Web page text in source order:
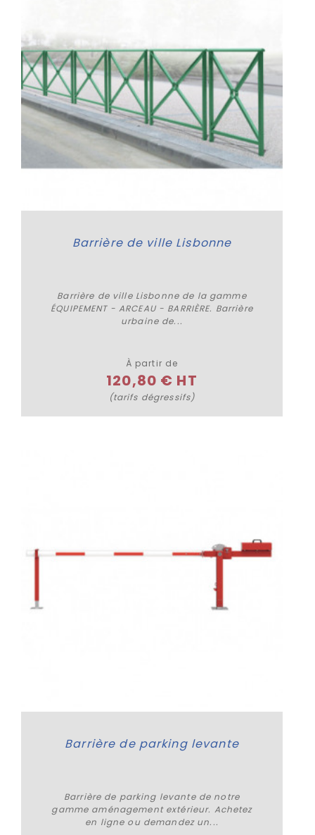
Barrière de ville Lisbonne
Barrière de ville Lisbonne de la gamme
ÉQUIPEMENT - ARCEAU - BARRIÈRE. Barrière
urbaine de...
À partir de
120,80 € HT
(tarifs dégressifs)
Barrière de parking levante
Barrière de parking levante de notre
gamme aménagement extérieur. Achetez
en ligne ou demandez un...